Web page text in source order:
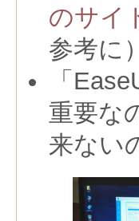
のサイ
参考に）
「
重要な
来ない